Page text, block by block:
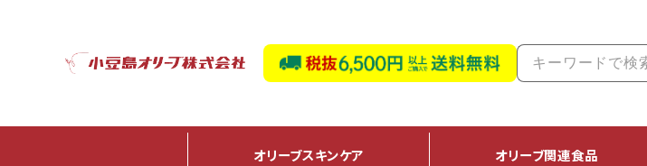
オリーブスキンケア オリーブ関連食品